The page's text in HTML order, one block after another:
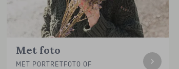
Met foto
MET PORTRETFOTO OF